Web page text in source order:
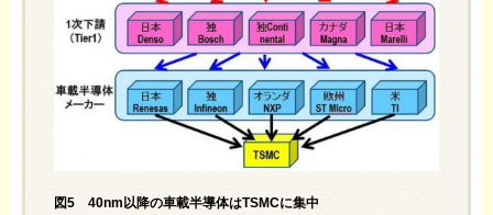
図5 40nm以降の車載半導体はTSMCに集中